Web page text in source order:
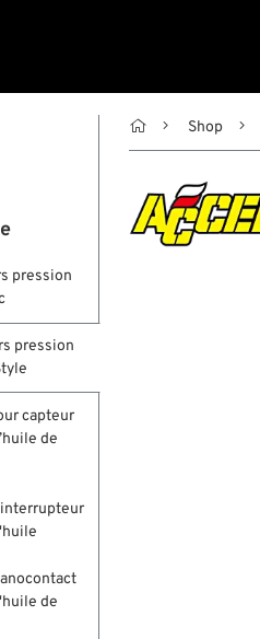
pression
pression
capteur
de
de
 Shop